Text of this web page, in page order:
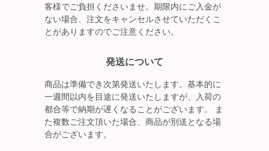
客様でご負担くださいませ。期限内にご入金が
ない場合、注文をキャンセルさせていただくこ
とがありますのでご注意ください。
発送について
商品は準備でき次第発送いたします。基本的に
一週間以内を目途に発送いたしますが、入荷の
都合等で納期が遅くなることがございます。 ま
た複数ご注文頂いた場合、商品が別送となる場
合がございます。